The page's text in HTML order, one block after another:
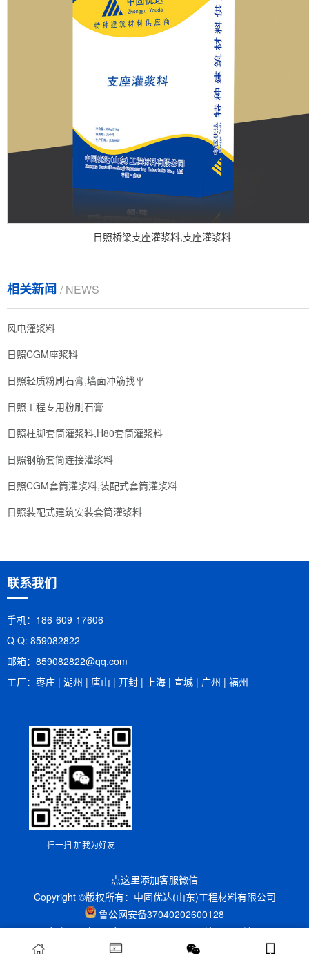
日照桥梁支座灌浆料,支座灌浆料
相关新闻 / NEWS
风电灌浆料
日照CGM座浆料
日照轻质粉刷石膏,墙面冲筋找平
日照工程专用粉刷石膏
日照柱脚套筒灌浆料,H80套筒灌浆料
日照钢筋套筒连接灌浆料
日照CGM套筒灌浆料,装配式套筒灌浆料
日照装配式建筑安装套筒灌浆料
联系我们
手机：186-609-17606
Q Q: 859082822
邮箱：​859082822@qq.com
工厂：枣庄 | 湖州 | 唐山 | 开封 | 上海 | 宣城 | 广州 | 福州
扫一扫 加我为好友
点这里添加客服微信
Copyright ©版权所有：中固优达(山东)工程材料有限公司
鲁公网安备37040202600128
备案号：鲁ICP备2023019114号 xml地图 htm地图